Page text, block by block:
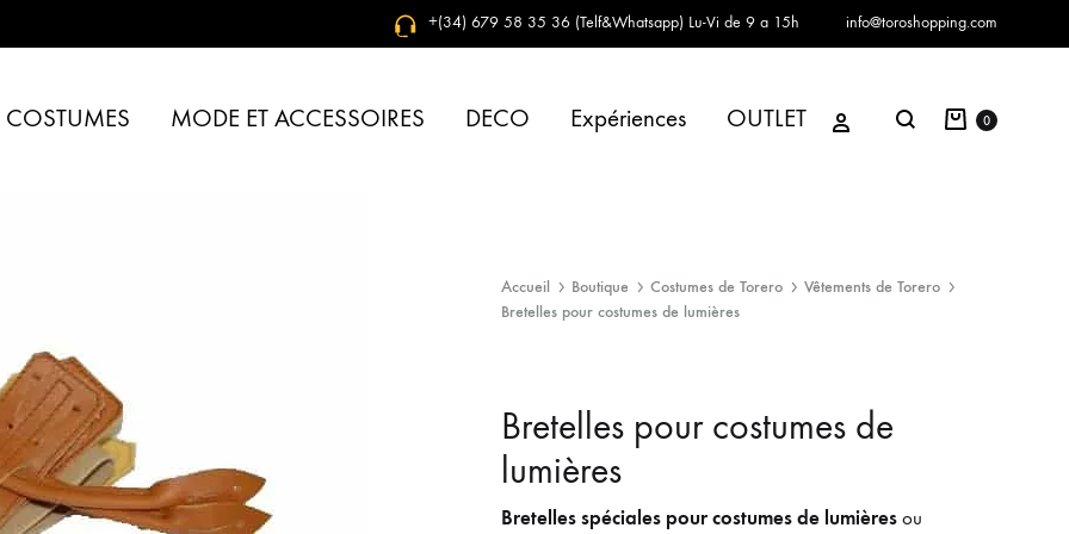
+(34) 679 58 35 36 (Telf&Whatsapp) Lu-Vi de 9 a 15h info@toroshopping.com
COSTUMES MODE ET ACCESSOIRES DECO Expériences OUTLET Se connecter
Chercher Panier
0
Accueil Boutique Costumes de Torero
Vêtements de Torero
Bretelles pour costumes de lumières
Bretelles pour costumes de
lumières
Bretelles spéciales pour costumes de lumièresou